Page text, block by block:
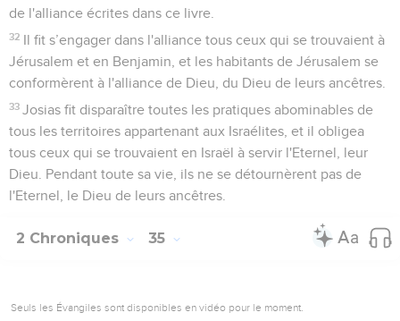
de l'alliance écrites dans ce livre.
32 Il fit s’engager dans l'alliance tous ceux qui se trouvaient à
Jérusalem et en Benjamin, et les habitants de Jérusalem se
conformèrent à l'alliance de Dieu, du Dieu de leurs ancêtres.
33 Josias fit disparaître toutes les pratiques abominables de
tous les territoires appartenant aux Israélites, et il obligea
tous ceux qui se trouvaient en Israël à servir l'Eternel, leur
Dieu. Pendant toute sa vie, ils ne se détournèrent pas de
l'Eternel, le Dieu de leurs ancêtres.
2 Chroniques 35
Seuls les Évangiles sont disponibles en vidéo pour le moment.